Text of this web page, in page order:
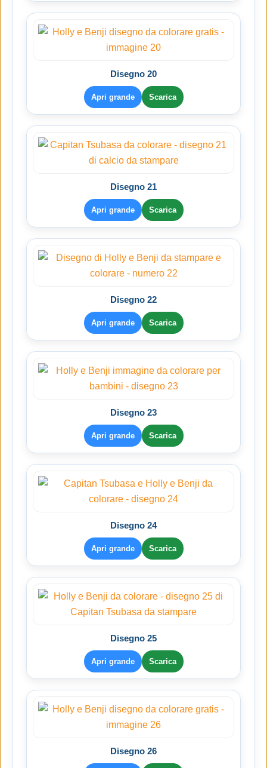
Disegno 20
Apri grande Scarica
Disegno 21
Apri grande Scarica
Disegno 22
Apri grande Scarica
Disegno 23
Apri grande Scarica
Disegno 24
Apri grande Scarica
Disegno 25
Apri grande Scarica
Disegno 26